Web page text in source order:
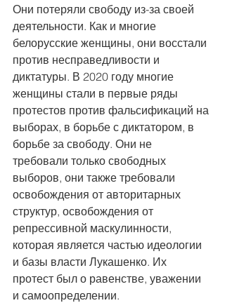
Они потеряли свободу из-за своей
деятельности. Как и многие
белорусские женщины, они восстали
против несправедливости и
диктатуры. В 2020 году многие
женщины стали в первые ряды
протестов против фальсификаций на
выборах, в борьбе с диктатором, в
борьбе за свободу. Они не
требовали только свободных
выборов, они также требовали
освобождения от авторитарных
структур, освобождения от
репрессивной маскулинности,
которая является частью идеологии
и базы власти Лукашенко. Их
протест был о равенстве, уважении
и самоопределении.